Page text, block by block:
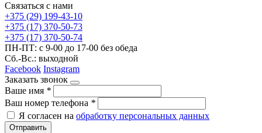
Связаться с нами
+375 (29) 199-43-10
+375 (17) 370-50-73
+375 (17) 370-50-74
ПН-ПТ: с 9-00 до 17-00 без обеда
Сб.-Вс.: выходной
Facebook Instagram
Заказать звонок
Ваше имя *
Ваш номер телефона *
Я согласен на обработку персональных данных
Отправить